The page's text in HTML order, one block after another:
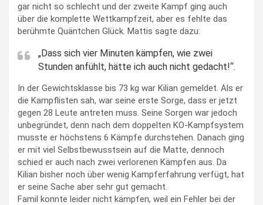
gar nicht so schlecht und der zweite Kampf ging auch
über die komplette Wettkampfzeit, aber es fehlte das
berühmte Quäntchen Glück. Mattis sagte dazu:
„Dass sich vier Minuten kämpfen, wie zwei
Stunden anfühlt, hätte ich auch nicht gedacht!“.
In der Gewichtsklasse bis 73 kg war Kilian gemeldet. Als er
die Kampflisten sah, war seine erste Sorge, dass er jetzt
gegen 28 Leute antreten muss. Seine Sorgen war jedoch
unbegründet, denn nach dem doppelten KO-Kampfsystem
musste er höchstens 6 Kämpfe durchstehen. Danach ging
er mit viel Selbstbewusstsein auf die Matte, dennoch
schied er auch nach zwei verlorenen Kämpfen aus. Da
Kilian bisher noch über wenig Kampferfahrung verfügt, hat
er seine Sache aber sehr gut gemacht.
Famil konnte leider nicht kämpfen, weil ein Fehler bei der